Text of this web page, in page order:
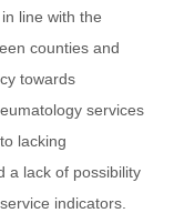
line with the
counties and
towards
services
lacking
a lack of possibility
indicators.